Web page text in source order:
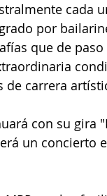
cada
por
que de
de carrera
con su gira
un concierto